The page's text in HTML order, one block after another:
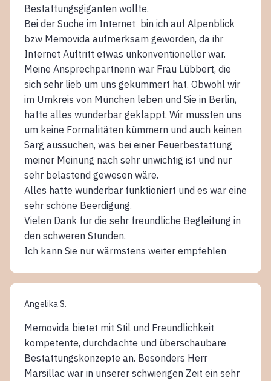
Bestattungsgiganten wollte.
Bei der Suche im Internet bin ich auf Alpenblick
bzw Memovida aufmerksam geworden, da ihr
Internet Auftritt etwas unkonventioneller war.
Meine Ansprechpartnerin war Frau Lübbert, die
sich sehr lieb um uns gekümmert hat. Obwohl wir
im Umkreis von München leben und Sie in Berlin,
hatte alles wunderbar geklappt. Wir mussten uns
um keine Formalitäten kümmern und auch keinen
Sarg aussuchen, was bei einer Feuerbestattung
meiner Meinung nach sehr unwichtig ist und nur
sehr belastend gewesen wäre.
Alles hatte wunderbar funktioniert und es war eine
sehr schöne Beerdigung.
Vielen Dank für die sehr freundliche Begleitung in
den schweren Stunden.
Ich kann Sie nur wärmstens weiter empfehlen
Angelika S.
Memovida bietet mit Stil und Freundlichkeit
kompetente, durchdachte und überschaubare
Bestattungskonzepte an. Besonders Herr
Marsillac war in unserer schwierigen Zeit ein sehr